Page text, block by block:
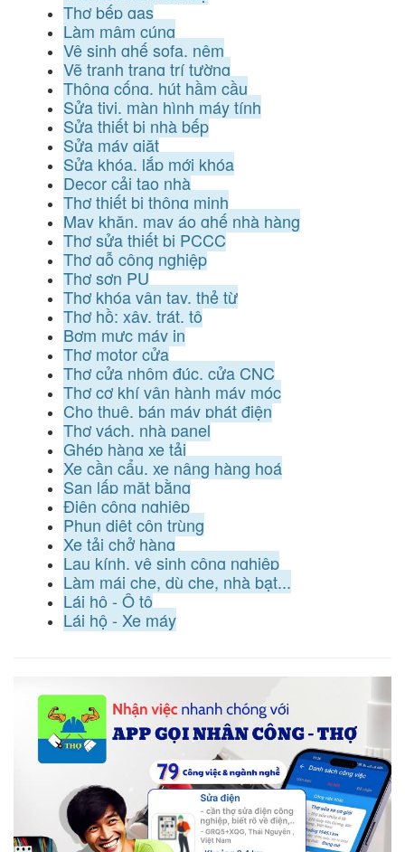
Thợ bếp gas
Làm mâm cúng
Vệ sinh ghế sofa, nệm
Vẽ tranh trang trí tường
Thông cống, hút hầm cầu
Sửa tivi, màn hình máy tính
Sửa thiết bị nhà bếp
Sửa máy giặt
Sửa khóa, lắp mới khóa
Decor cải tạo nhà
Thợ thiết bị thông minh
May khăn, may áo ghế nhà hàng
Thợ sửa thiết bị PCCC
Thợ gỗ công nghiệp
Thợ sơn PU
Thợ khóa vân tay, thẻ từ
Thợ hồ: xây, trát, tô
Bơm mực máy in
Thợ motor cửa
Thợ cửa nhôm đúc, cửa CNC
Thợ cơ khí vận hành máy móc
Cho thuê, bán máy phát điện
Thợ vách, nhà panel
Ghép hàng xe tải
Xe cần cẩu, xe nâng hàng hoá
San lấp mặt bằng
Điện công nghiệp
Phun diệt côn trùng
Xe tải chở hàng
Lau kính, vệ sinh công nghiệp
Làm mái che, dù che, nhà bạt...
Lái hộ - Ô tô
Lái hộ - Xe máy